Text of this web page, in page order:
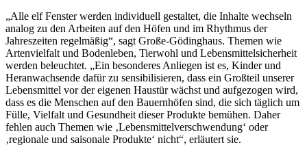
„Alle elf Fenster werden individuell gestaltet, die Inhalte wechseln
analog zu den Arbeiten auf den Höfen und im Rhythmus der
Jahreszeiten regelmäßig“, sagt Große-Gödinghaus. Themen wie
Artenvielfalt und Bodenleben, Tierwohl und Lebensmittelsicherheit
werden beleuchtet. „Ein besonderes Anliegen ist es, Kinder und
Heranwachsende dafür zu sensibilisieren, dass ein Großteil unserer
Lebensmittel vor der eigenen Haustür wächst und aufgezogen wird,
dass es die Menschen auf den Bauernhöfen sind, die sich täglich um
Fülle, Vielfalt und Gesundheit dieser Produkte bemühen. Daher
fehlen auch Themen wie ‚Lebensmittelverschwendung‘ oder
‚regionale und saisonale Produkte‘ nicht“, erläutert sie.